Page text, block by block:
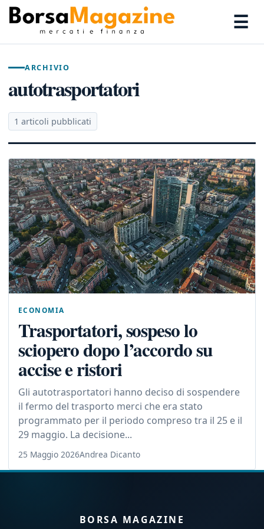
☰
ARCHIVIO
autotrasportatori
1 articoli pubblicati
ECONOMIA
Trasportatori, sospeso lo
sciopero dopo l’accordo su
accise e ristori
Gli autotrasportatori hanno deciso di sospendere
il fermo del trasporto merci che era stato
programmato per il periodo compreso tra il 25 e il
29 maggio. La decisione...
25 Maggio 2026Andrea Dicanto
BORSA MAGAZINE